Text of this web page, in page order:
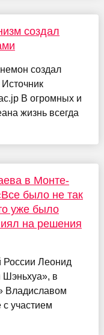
создал
создал
В огромных и
жизнь всегда
в Монте-
было не так
уже было
на решения
Леонид
в
Владиславом
участием